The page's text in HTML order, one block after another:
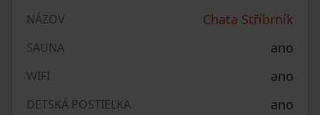
NÁZOV Chata Stříbrník
SAUNA ano
WIFI ano
DETSKÁ POSTIEĽKA ano